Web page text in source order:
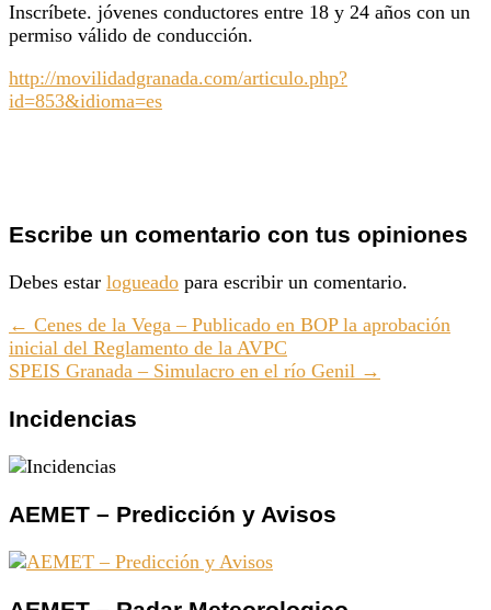
Inscríbete. jóvenes conductores entre 18 y 24 años con un
permiso válido de conducción.
http://movilidadgranada.com/articulo.php?
id=853&idioma=es
Escribe un comentario con tus opiniones
Debes estar logueado para escribir un comentario.
← Cenes de la Vega – Publicado en BOP la aprobación
inicial del Reglamento de la AVPC
SPEIS Granada – Simulacro en el río Genil →
Incidencias
AEMET – Predicción y Avisos